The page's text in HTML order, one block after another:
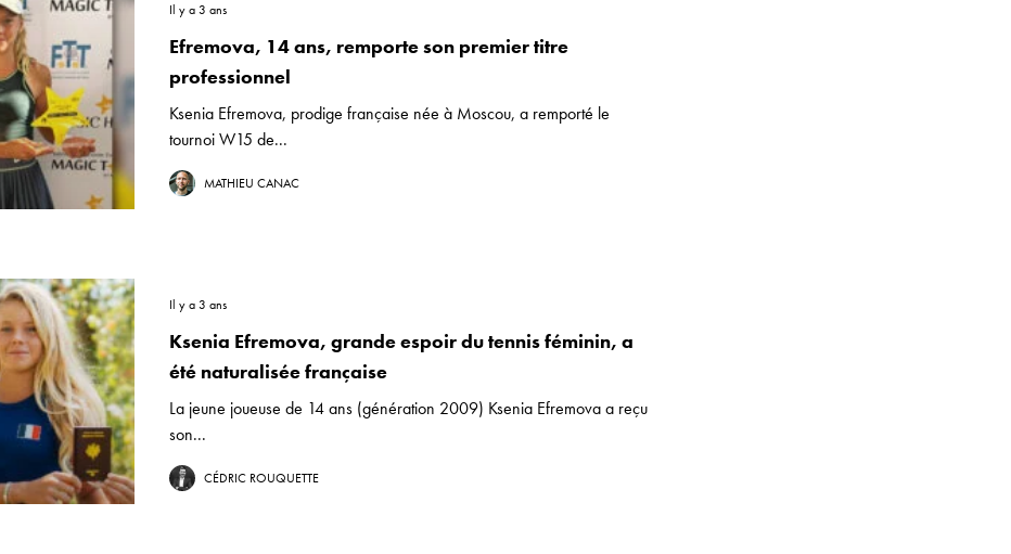
Il y a 3 ans
Efremova, 14 ans, remporte son premier titre
professionnel
Ksenia Efremova, prodige française née à Moscou, a remporté le
tournoi W15 de...
MATHIEU CANAC
Il y a 3 ans
Ksenia Efremova, grande espoir du tennis féminin, a
été naturalisée française
La jeune joueuse de 14 ans (génération 2009) Ksenia Efremova a reçu
son...
CÉDRIC ROUQUETTE